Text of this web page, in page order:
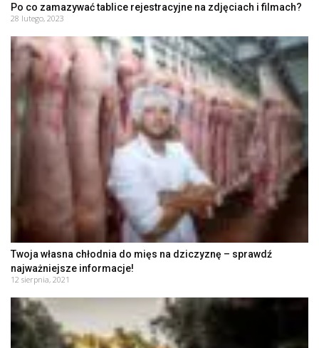
Po co zamazywać tablice rejestracyjne na zdjęciach i filmach?
28 lutego, 2023
Twoja własna chłodnia do mięs na dziczyznę – sprawdź
najważniejsze informacje!
12 sierpnia, 2021